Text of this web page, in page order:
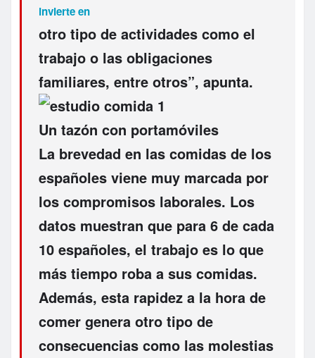
invierte en
otro tipo de actividades como el
trabajo o las obligaciones
familiares, entre otros”, apunta.
Un tazón con portamóviles
La brevedad en las comidas de los
españoles viene muy marcada por
los compromisos laborales. Los
datos muestran que para 6 de cada
10 españoles, el trabajo es lo que
más tiempo roba a sus comidas.
Además, esta rapidez a la hora de
comer genera otro tipo de
consecuencias como las molestias